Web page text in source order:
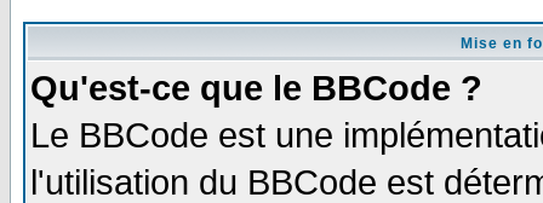
Mise en
Qu'est-ce que le BBCode ?
Le BBCode est une
l'utilisation du BBCode est